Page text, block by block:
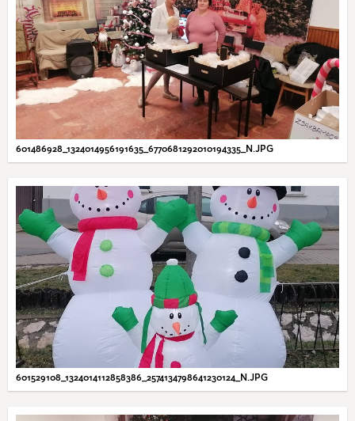
601486928_1324014956191635_6770681292010194335_N.JPG
601529108_1324014112858386_2574134798641230124_N.JPG